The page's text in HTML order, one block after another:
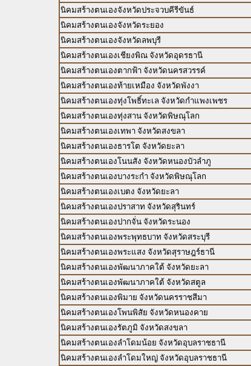
นิคมสร้างตนเองจังหวัดประจวบคีรีขันธ์
นิคมสร้างตนเองจังหวัดระยอง
นิคมสร้างตนเองจังหวัดลพบุรี
นิคมสร้างตนเองเชียงพิณ จังหวัดอุดรธานี
นิคมสร้างตนเองตากฟ้า จังหวัดนครสวรรค์
นิคมสร้างตนเองท้ายเหมือง จังหวัดพังงา
นิคมสร้างตนเองทุ่งโพธิ์ทะเล จังหวัดกำแพงเพชร
นิคมสร้างตนเองทุ่งสาน จังหวัดพิษณุโลก
นิคมสร้างตนเองเทพา จังหวัดสงขลา
นิคมสร้างตนเองธารโต จังหวัดยะลา
นิคมสร้างตนเองโนนสัง จังหวัดหนองบัวลำภู
นิคมสร้างตนเองบางระกำ จังหวัดพิษณุโลก
นิคมสร้างตนเองเบตง จังหวัดยะลา
นิคมสร้างตนเองปราสาท จังหวัดสุรินทร์
นิคมสร้างตนเองปากจั่น จังหวัดระนอง
นิคมสร้างตนเองพระพุทธบาท จังหวัดสระบุรี
นิคมสร้างตนเองพระแสง จังหวัดสุราษฎร์ธานี
นิคมสร้างตนเองพัฒนาภาคใต้ จังหวัดยะลา
นิคมสร้างตนเองพัฒนาภาคใต้ จังหวัดสตูล
นิคมสร้างตนเองพิมาย จังหวัดนครราชสีมา
นิคมสร้างตนเองโพนพิสัย จังหวัดหนองคาย
นิคมสร้างตนเองรัตภูมิ จังหวัดสงขลา
นิคมสร้างตนเองลำโดมน้อย จังหวัดอุบลราชธานี
นิคมสร้างตนเองลำโดมใหญ่ จังหวัดอุบลราชธานี